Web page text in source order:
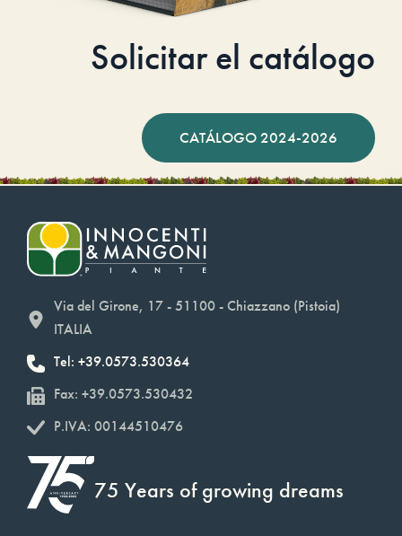
Solicitar el catálogo
CATÁLOGO 2024-2026
Via del Girone, 17 - 51100 - Chiazzano (Pistoia)
ITALIA
Tel: +39.0573.530364
Fax: +39.0573.530432
P.IVA: 00144510476
75 Years of growing dreams